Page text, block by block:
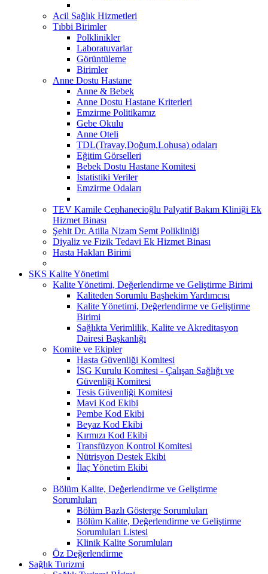
Acil Sağlık Hizmetleri
Tıbbi Birimler
Polklinikler
Laboratuvarlar
Görüntüleme
Birimler
Anne Dostu Hastane
Anne & Bebek
Anne Dostu Hastane Kriterleri
Emzirme Politikamız
Gebe Okulu
Anne Oteli
TDL(Travay,Doğum,Lohusa) odaları
Eğitim Görselleri
Bebek Dostu Hastane Komitesi
İstatistiki Veriler
Emzirme Odaları
TEV Kamile Cephanecioğlu Palyatif Bakım Kliniği Ek
Hizmet Binası
Şehit Dr. Atilla Nizam Semt Polikliniği
Diyaliz ve Fizik Tedavi Ek Hizmet Binası
Hasta Hakları Birimi
SKS Kalite Yönetimi
Kalite Yönetimi, Değerlendirme ve Geliştirme Birimi
Kaliteden Sorumlu Başhekim Yardımcısı
Kalite Yönetimi, Değerlendirme ve Geliştirme
Birimi
Sağlıkta Verimlilik, Kalite ve Akreditasyon
Dairesi Başkanlığı
Komite ve Ekipler
Hasta Güvenliği Komitesi
İSG Kurulu Komitesi - Çalışan Sağlığı ve
Güvenliği Komitesi
Tesis Güvenliği Komitesi
Mavi Kod Ekibi
Pembe Kod Ekibi
Beyaz Kod Ekibi
Kırmızı Kod Ekibi
Transfüzyon Kontrol Komitesi
Nütrisyon Destek Ekibi
İlaç Yönetim Ekibi
Bölüm Kalite, Değerlendirme ve Geliştirme
Sorumluları
Bölüm Bazlı Gösterge Sorumluları
Bölüm Kalite, Değerlendirme ve Geliştirme
Sorumluları Listesi
Klinik Kalite Sorumluları
Öz Değerlendirme
Sağlık Turizmi